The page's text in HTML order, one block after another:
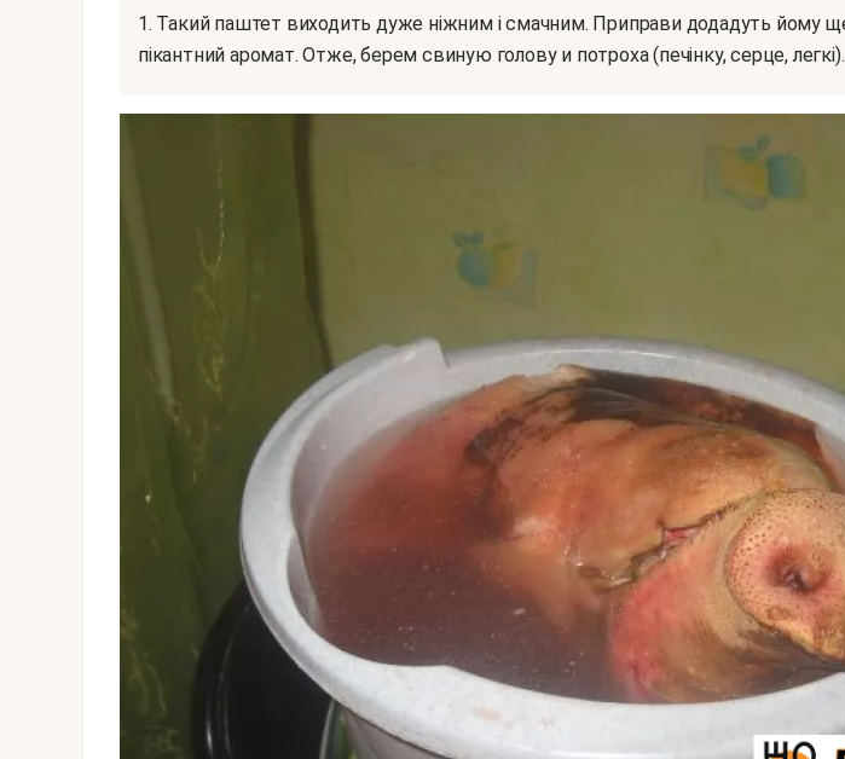
1. Такий паштет виходить дуже ніжним і смачним. Приправи додадуть йому ще більше
пікантний аромат. Отже, берем свиную голову и потроха (печінку, серце, легкі).